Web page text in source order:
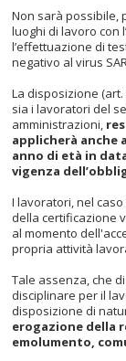
Non sarà possibile,
luoghi di lavoro con
l’effettuazione di
negativo al virus
La disposizione (art.
sia i lavoratori del
amministrazioni,
applicherà anche
anno di età in
vigenza
I lavoratori, nel
della certificazione
al momento
propria attività
Tale assenza, che
disciplinare per il
disposizione di
erogazione della
emolumento,